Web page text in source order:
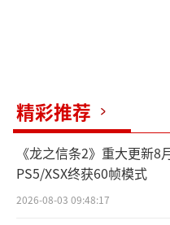
与此同时，全
你的战斗更加从容
学习护体神盾。使
精彩推荐
《龙之信条2》重大更新8
PS5/XSX终获60帧模式
2026-08-03 09:48:17